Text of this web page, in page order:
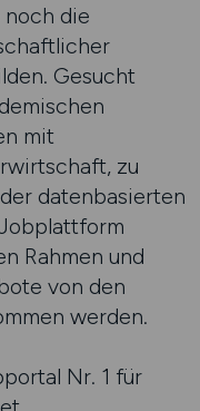
die
Gesucht
mit
zu
datenbasierten
Rahmen und
von den
werden.
Nr. 1 für